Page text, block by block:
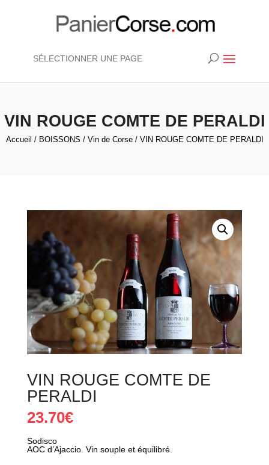
SÉLECTIONNER UNE PAGE
VIN ROUGE COMTE DE PERALDI
Accueil / BOISSONS / Vin de Corse/ VIN ROUGE COMTE DE PERALDI
VIN ROUGE COMTE DE
PERALDI
23.70€
Sodisco
AOC d’Ajaccio. Vin souple et équilibré.